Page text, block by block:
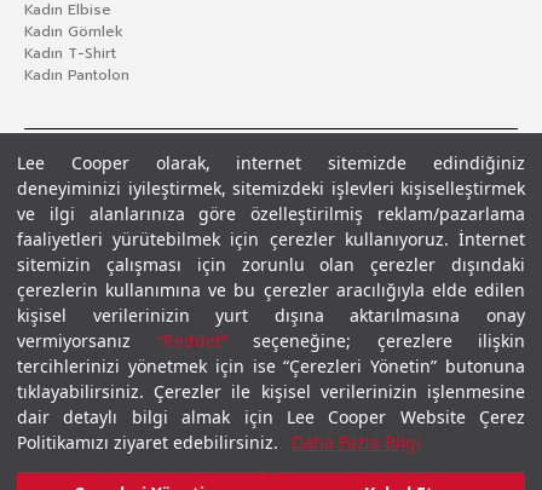
Lee Cooper olarak, internet sitemizde edindiğiniz
deneyiminizi iyileştirmek, sitemizdeki işlevleri kişiselleştirmek
ve ilgi alanlarınıza göre özelleştirilmiş reklam/pazarlama
faaliyetleri yürütebilmek için çerezler kullanıyoruz. İnternet
sitemizin çalışması için zorunlu olan çerezler dışındaki
çerezlerin kullanımına ve bu çerezler aracılığıyla elde edilen
kişisel verilerinizin yurt dışına aktarılmasına onay
vermiyorsanız “Reddet”seçeneğine; çerezlere ilişkin
tercihlerinizi yönetmek için ise “Çerezleri Yönetin” butonuna
tıklayabilirsiniz. Çerezler ile kişisel verilerinizin işlenmesine
dair detaylı bilgi almak için Lee Cooper Website Çerez
Politikamızı ziyaret edebilirsiniz.
Daha Fazla Bilgi
Kadın Elbise
Kadın Gömlek
Kadın T-Shirt
Kadın Pantolon
Gizlilik PolitikasıÇerez Politikası KVKK Aydınlatma MetniŞartlar ve Koşullar
© 2026 Leecooper - Tüm Hakları Saklıdır.